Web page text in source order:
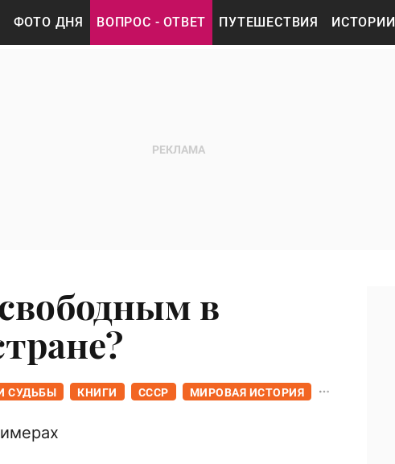
ФОТО ДНЯ ВОПРОС - ОТВЕТ ПУТЕШЕСТВИЯ ИСТОРИИ
в
СУДЬБЫ КНИГИ СССР МИРОВАЯ ИСТОРИЯ